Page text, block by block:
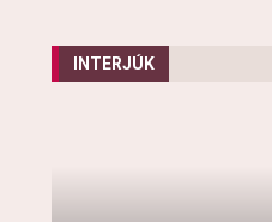
INTERJÚK